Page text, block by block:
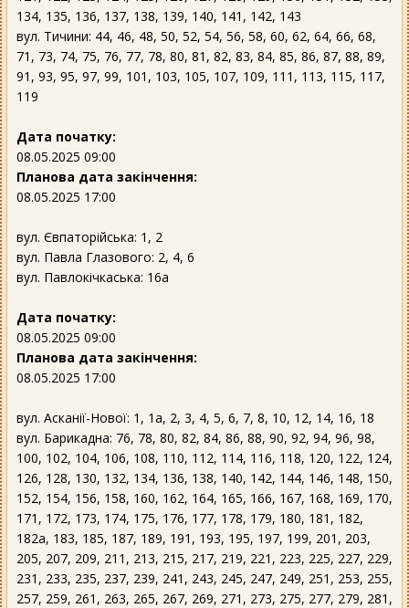
134, 135, 136, 137, 138, 139, 140, 141, 142, 143
вул. Тичини: 44, 46, 48, 50, 52, 54, 56, 58, 60, 62, 64, 66, 68,
71, 73, 74, 75, 76, 77, 78, 80, 81, 82, 83, 84, 85, 86, 87, 88, 89,
91, 93, 95, 97, 99, 101, 103, 105, 107, 109, 111, 113, 115, 117,
119
Дата початку:
08.05.2025 09:00
Планова дата закінчення:
08.05.2025 17:00
вул. Євпаторійська: 1, 2
вул. Павла Глазового: 2, 4, 6
вул. Павлокічкаська: 16а
Дата початку:
08.05.2025 09:00
Планова дата закінчення:
08.05.2025 17:00
вул. Асканії-Нової: 1, 1а, 2, 3, 4, 5, 6, 7, 8, 10, 12, 14, 16, 18
вул. Барикадна: 76, 78, 80, 82, 84, 86, 88, 90, 92, 94, 96, 98,
100, 102, 104, 106, 108, 110, 112, 114, 116, 118, 120, 122, 124,
126, 128, 130, 132, 134, 136, 138, 140, 142, 144, 146, 148, 150,
152, 154, 156, 158, 160, 162, 164, 165, 166, 167, 168, 169, 170,
171, 172, 173, 174, 175, 176, 177, 178, 179, 180, 181, 182,
182а, 183, 185, 187, 189, 191, 193, 195, 197, 199, 201, 203,
205, 207, 209, 211, 213, 215, 217, 219, 221, 223, 225, 227, 229,
231, 233, 235, 237, 239, 241, 243, 245, 247, 249, 251, 253, 255,
257, 259, 261, 263, 265, 267, 269, 271, 273, 275, 277, 279, 281,